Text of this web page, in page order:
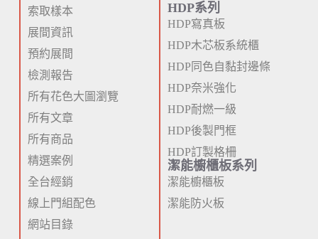
索取樣本
展間資訊
預約展間
檢測報告
所有花色大圖瀏覽
所有文章
所有商品
精選案例
全台經銷
線上門組配色
網站目錄
HDP系列
HDP寫真板
HDP木芯板系統櫃
HDP同色自黏封邊條
HDP奈米強化
HDP耐燃一級
HDP後製門框
HDP訂製格柵
潔能櫥櫃板系列
潔能櫥櫃板
潔能防火板